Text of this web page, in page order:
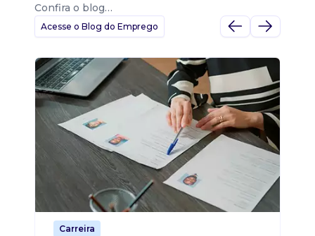
Confira o blog…
Acesse o Blog do Emprego
Carreira